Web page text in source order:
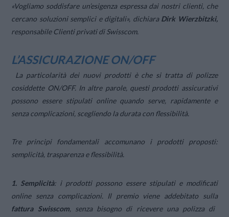
«Vogliamo soddisfare un’esigenza espressa dai nostri clienti, che
cercano soluzioni semplici e digitali», dichiara Dirk Wierzbitzki,
responsabile Clienti privati di Swisscom.
L’ASSICURAZIONE ON/OFF
La particolarità dei nuovi prodotti è che si tratta di polizze
cosiddette ON/OFF. In altre parole, questi prodotti assicurativi
possono essere stipulati online quando serve, rapidamente e
senza complicazioni, scegliendo la durata con flessibilità.
Tre principi fondamentali accomunano i prodotti proposti:
semplicità, trasparenza e flessibilità.
1. Semplicità: i prodotti possono essere stipulati e modificati
online senza complicazioni. Il premio viene addebitato sulla
fattura Swisscom, senza bisogno di ricevere una polizza di